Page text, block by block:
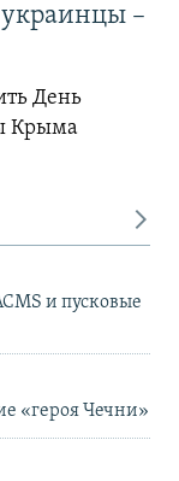
–
День
Крыма
и пусковые
«героя Чечни»